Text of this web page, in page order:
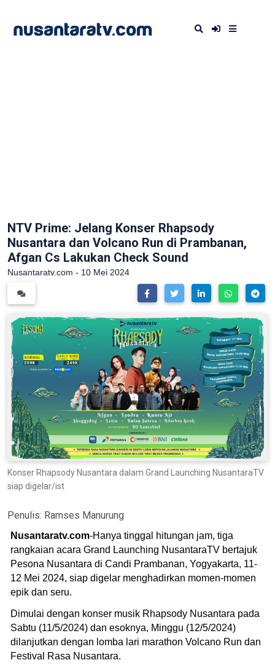
NTV Prime: Jelang Konser Rhapsody
Nusantara dan Volcano Run di Prambanan,
Afgan Cs Lakukan Check Sound
Nusantaratv.com - 10 Mei 2024
Konser Rhapsody Nusantara dalam Grand Launching NusantaraTV
siap digelar/ist
Penulis: Ramses Manurung
Nusantaratv.com-Hanya tinggal hitungan jam, tiga
rangkaian acara Grand Launching NusantaraTV bertajuk
Pesona Nusantara di Candi Prambanan, Yogyakarta, 11-
12 Mei 2024, siap digelar menghadirkan momen-momen
epik dan seru.
Dimulai dengan konser musik Rhapsody Nusantara pada
Sabtu (11/5/2024) dan esoknya, Minggu (12/5/2024)
dilanjutkan dengan lomba lari marathon Volcano Run dan
Festival Rasa Nusantara.